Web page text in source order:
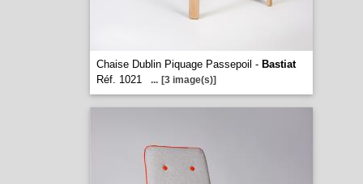
Chaise Dublin Piquage Passepoil - Bastiat
Réf. 1021
... [3 image(s)]